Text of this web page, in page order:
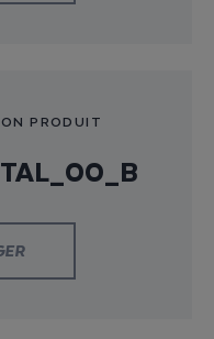
PRODUIT